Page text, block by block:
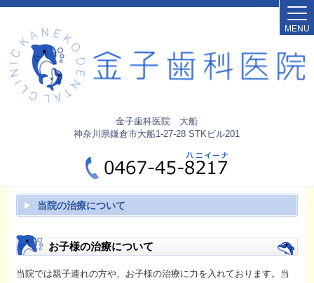
金子歯科医院 大船
神奈川県鎌倉市大船1-27-28 STKビル201
MENU
当院の治療について
お子様の治療について
当院では親子連れの方や、お子様の治療に力を入れております。当